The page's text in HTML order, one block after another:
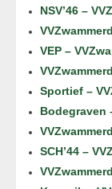
NSV’46 –
VEP –
Sportief –
Bodegraven
SCH’44 –